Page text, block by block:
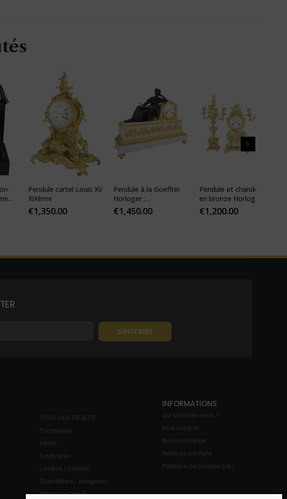
Pendule cartel Louis XV
XIXème
1,350.00
Pendule à la Goeffrin
Horloger :
Desfontaines 1850
1,450.00
Pendule et chandeliers
en bronze Horloger:
Mougin
1,200.00
TOUS LES OBJETS
Porcelaines
Vases
Sculptures
Lampes / Lustres
Chandeliers / Bougeoirs
Objets en Cristal
INFORMATIONS
Qui sommes-nous ?
Mon compte
Nous contacter
Notre savoir-faire
Politique de cookies (UE)